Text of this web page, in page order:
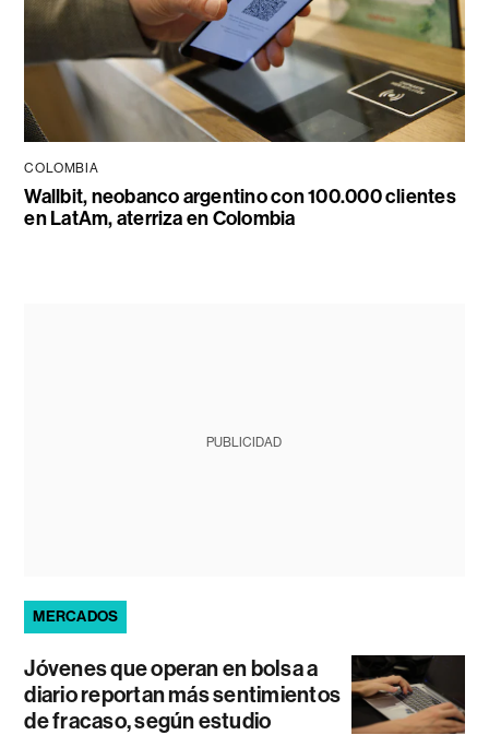
COLOMBIA
Wallbit, neobanco argentino con 100.000 clientes
en LatAm, aterriza en Colombia
PUBLICIDAD
MERCADOS
Jóvenes que operan en bolsa a
diario reportan más sentimientos
de fracaso, según estudio